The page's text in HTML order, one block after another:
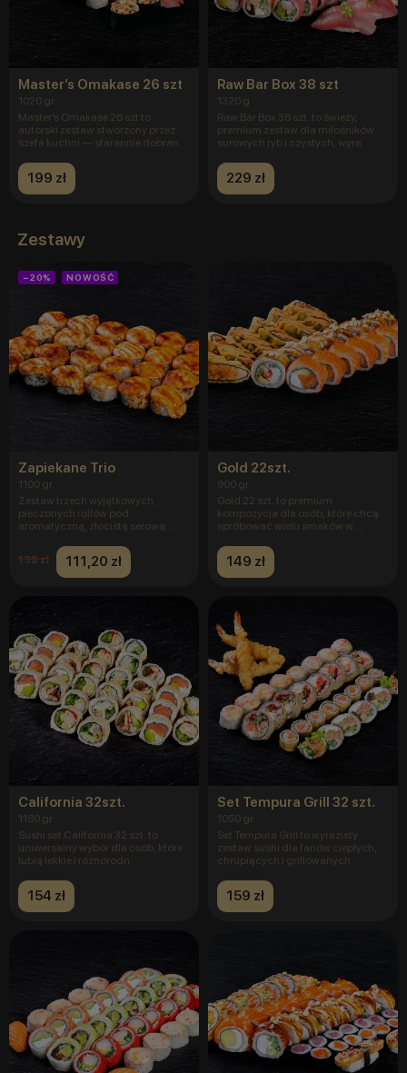
Master’s Omakase 26 szt
1020 gr.
Master’s Omakase 26 szt to
autorski zestaw stworzony przez
szefa kuchni — starannie dobran
199 zł
Raw Bar Box 38 szt
1320 g
Raw Bar Box 38 szt. to świeży,
premium zestaw dla miłośników
surowych ryb i czystych, wyra
229 zł
Zestawy
−20% NOWOŚĆ
Zapiekane Trio
1100 gr.
Zestaw trzech wyjątkowych,
pieczonych rollów pod
aromatyczną, złocistą serową
139 zł
111,20 zł
Gold 22szt.
900 gr.
Gold 22 szt. to premium
kompozycja dla osób, które chcą
spróbować wielu smaków w
149 zł
California 32szt.
1180 gr.
Sushi set California 32 szt. to
uniwersalny wybór dla osób, które
lubią lekkie i różnorodn
154 zł
Set Tempura Grill 32 szt.
1050 gr.
Set Tempura Grill to wyrazisty
zestaw sushi dla fanów ciepłych,
chrupiących i grillowanych
159 zł